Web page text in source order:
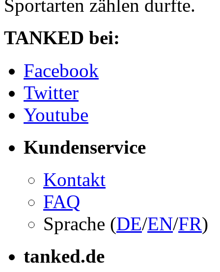
Sportarten zählen durfte.
TANKED bei:
Facebook
Twitter
Youtube
Kundenservice
Kontakt
FAQ
Sprache (DE/EN/FR)
tanked.de